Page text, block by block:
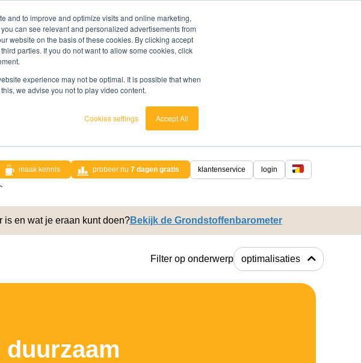
and to improve and optimize visits and online marketing,
can see relevant and personalized advertisements from
website on the basis of these cookies. By clicking accept
parties. If you do not want to allow some cookies, click
experience may not be optimal. It is possible that when
we advise you not to play video content.
Cookies settings Accept All
maak kennis probeer nu 7 dagen gratis klantenservice login
english
is en wat je eraan kunt doen?Bekijk de Grondstoffenbarometer
Filter op onderwerp optimalisaties